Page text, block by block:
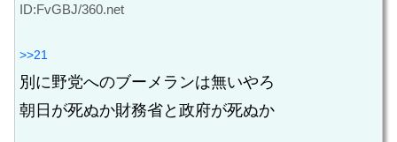
ID:FvGBJ/360.net
>>21
別に野党へのブーメランは無いやろ
朝日が死ぬか財務省と政府が死ぬか